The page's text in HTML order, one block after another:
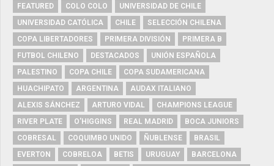
FEATURED COLO COLO
UNIVERSIDAD DE CHILE
UNIVERSIDAD CATÓLICA
CHILE
SELECCIÓN CHILENA
COPA LIBERTADORES
PRIMERA DIVISIÓN
PRIMERA B
FUTBOL CHILENO
DESTACADOS
UNIÓN ESPAÑOLA
PALESTINO
COPA CHILE
COPA SUDAMERICANA
HUACHIPATO
ARGENTINA
AUDAX ITALIANO
ALEXIS SÁNCHEZ
ARTURO VIDAL
CHAMPIONS LEAGUE
RIVER PLATE
O'HIGGINS REAL MADRID
BOCA JUNIORS
COBRESAL
COQUIMBO UNIDO ÑUBLENSE
BRASIL
EVERTON
COBRELOA BETIS URUGUAY
BARCELONA